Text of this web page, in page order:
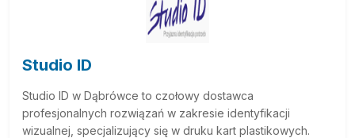
Studio ID
Studio ID w Dąbrówce to czołowy dostawca
profesjonalnych rozwiązań w zakresie identyfikacji
wizualnej, specjalizujący się w druku kart plastikowych.